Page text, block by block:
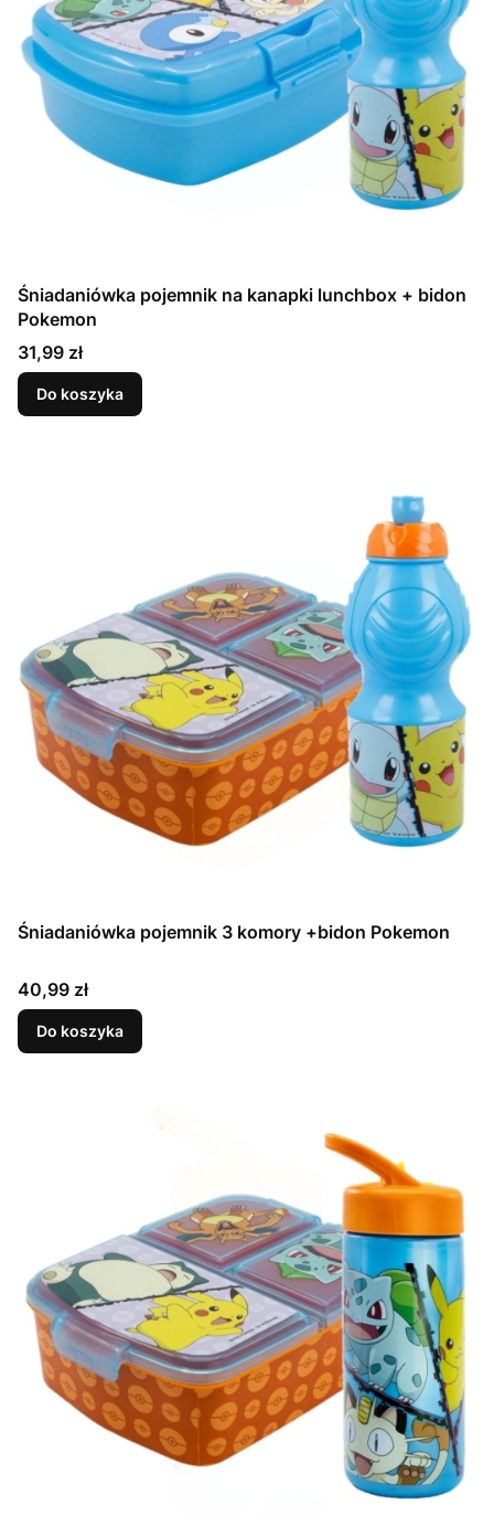
Śniadaniówka pojemnik na kanapki lunchbox + bidon
Pokemon
Cena
31,99 zł
Do koszyka
Śniadaniówka pojemnik 3 komory +bidon Pokemon
Cena
40,99 zł
Do koszyka